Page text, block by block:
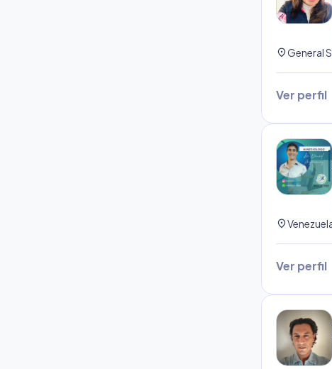
location_on
Ver perfil
location_on
Ver perfil